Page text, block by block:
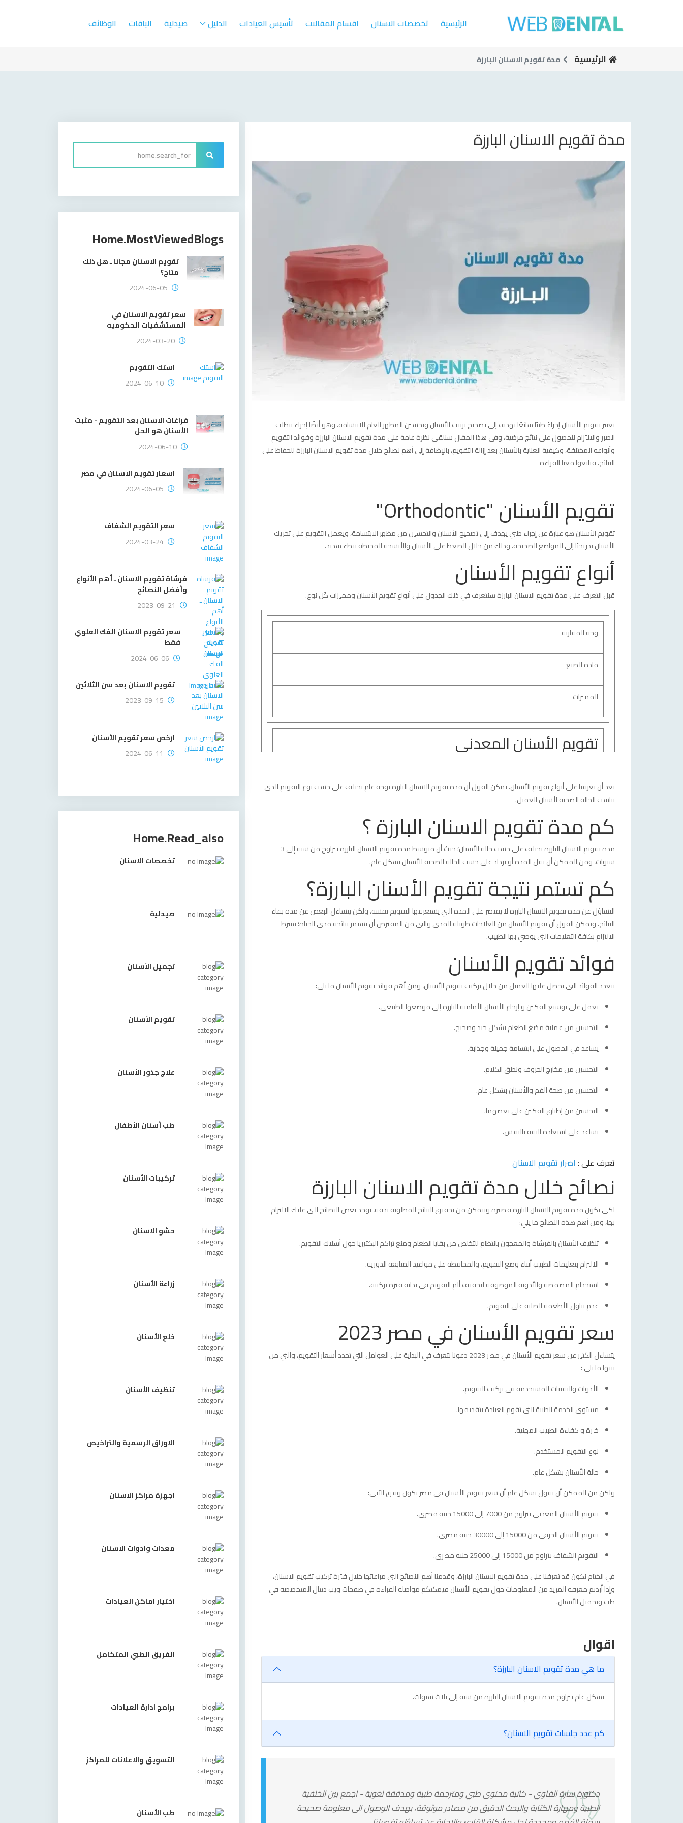
الرئيسية تخصصات الاسنان اقسام المقالات تأسيس العيادات الدليل صيدلية الباقات الوظائف
الرئيسية مدة تقويم الاسنان البارزة
مدة تقويم الاسنان البارزة
يعتبر تقويم الأسنان إجراءً طبيًا شائعًا يهدف إلى تصحيح ترتيب الأسنان وتحسين المظهر العام للابتسامة، وهو أيضًا إجراء يتطلب
الصبر والالتزام للحصول على نتائج مرضية، وفي هذا المقال سنلقي نظرة عامة على مدة تقويم الاسنان البارزة وفوائد التقويم
وأنواعه المختلفة، وكيفية العناية بالأسنان بعد إزالة التقويم، بالإضافة إلى أهم نصائح خلال مدة تقويم الاسنان البارزة للحفاظ على
النتائج، فتابعوا معنا القراءة
تقويم الأسنان "Orthodontic"
تقويم الأسنان هو عبارة عن إجراء طبي يهدف إلى تصحيح الأسنان والتحسين من مظهر الابتسامة، ويعمل التقويم على تحريك
الأسنان تدريجيًا إلى المواضع الصحيحة، وذلك من خلال الضغط على الأسنان والأنسجة المحيطة ببطء شديد.
أنواع تقويم الأسنان
قبل التعرف على مدة تقويم الاسنان البارزة سنتعرف في ذلك الجدول على أنواع تقويم الأسنان ومميزات كُل نوع.
وجه المقارنة
مادة الصنع
المميزات
تقويم الأسنان المعدني
ــ نتائجه فعالة وسريعة.
ــ يعتبر من أرخص أنواع التقويم مقارنة بالأنواع الأخرى.
تقويم الأسنان الشفاف
مصنوع من قالب شفاف، وذلك النوع من التقويم مصمم خصيصًا لأسنان العميل.
-لا يمكن رؤيته على عكس التقويم المعدني.
- يقلل من فرص إصابة الأسنان بالتسوس أثناء ارتداء التقويم.
تقويم الأسنان الخزفي
يحتوي ذلك النوع من التقويم على دواعم يتم وضعها على الأسنان مصنوعة من مادة خزفية تشبه لون الأسنان
- يساعد في الحصول على مظهر جمالي جذاب.
- يعتبر أكثر صلابة من التقويم الشفاف.
- لا يتسبب في إصابة الأسنان بالحساسية.
تقويم الأسنان الداخلي
مصنوع من قطع معدنية مرتبطة ببعضها من خلال سلك معدني، ويتم تركيبه في الوجه الخلفي من الأسنان.
- يساعد في الحصول على نتائج مبهرة للأسنان دون أن يسبب في حدوث خلل في المظهر الخارجي للأسنان.
بعد أن تعرفنا على أنواع تقويم الأسنان، يمكن القول أن مدة تقويم الاسنان البارزة بوجه عام تختلف على حسب نوع التقويم الذي
يناسب الحالة الصحية لأسنان العميل.
كم مدة تقويم الاسنان البارزة ؟
مدة تقويم الاسنان البارزة تختلف على حسب حالة الأسنان؛ حيث أن متوسط ​​مدة تقويم الاسنان البارزة تتراوح من سنة إلى 3
سنوات، ومن الممكن أن تقل المدة أو تزداد على حسب الحالة الصحية للأسنان بشكل عام.
كم تستمر نتيجة تقويم الأسنان البارزة؟
التساؤل عن مدة تقويم الاسنان البارزة لا يقتصر على المدة التي يستغرقها التقويم نفسه، ولكن يتساءل البعض عن مدة بقاء
النتائج، ويمكن القول أن تقويم الأسنان من العلاجات طويلة المدى والتي من المفترض أن تستمر نتائجه مدى الحياة؛ بشرط
الالتزام بكافة التعليمات التي يوصي بها الطبيب.
فوائد تقويم الأسنان
تتعدد الفوائد التي يحصل عليها العميل من خلال تركيب تقويم الأسنان، ومن أهم فوائد تقويم الأسنان ما يلي:
يعمل على توسيع الفكين و إرجاع الأسنان الأمامية البارزة إلى موضعها الطبيعي.
التحسين من عملية مضغ الطعام بشكل جيد وصحيح.
يساعد في الحصول على ابتسامة جميلة وجذابة.
التحسين من مخارج الحروف ونطق الكلام.
التحسين من صحة الفم والأسنان بشكل عام.
التحسين من إطباق الفكين على بعضهما.
يساعد على استعادة الثقة بالنفس.
تعرف على : اضرار تقويم الاسنان
نصائح خلال مدة تقويم الاسنان البارزة
لكي تكون مدة تقويم الاسنان البارزة قصيرة ونتمكن من تحقيق النتائج المطلوبة بدقة، يوجد بعض النصائح التي عليك الالتزام
بها، ومن أهم هذه النصائح ما يلي:
تنظيف الأسنان بالفرشاة والمعجون بانتظام للتخلص من بقايا الطعام ومنع تراكم البكتيريا حول أسلاك التقويم.
الالتزام بتعليمات الطبيب أثناء وضع التقويم، والمحافظة على مواعيد المتابعة الدورية.
استخدام المضمضة والأدوية الموصوفة لتخفيف ألم التقويم في بداية فترة تركيبه.
عدم تناول الأطعمة الصلبة على التقويم.
سعر تقويم الأسنان في مصر 2023
يتساءل الكثير عن سعر تقويم الأسنان في مصر 2023 دعونا نتعرف في البداية على العوامل التي تحدد أسعار التقويم، والتي من
بينها ما يلي :
الأدوات والتقنيات المستخدمة في تركيب التقويم.
مستوي الخدمة الطبية التي تقوم العيادة بتقديمها.
خبرة و كفاءة الطبيب المهنية.
نوع التقويم المستخدم.
حالة الأسنان بشكل عام.
ولكن من الممكن أن نقول بشكل عام أن سعر تقويم الأسنان في مصر يكون وفق الآتي:
تقويم الأسنان المعدني يتراوح من 7000 إلى 15000 جنيه مصري.
تقويم الأسنان الخزفي من 15000 إلى 30000 جنيه مصري.
التقويم الشفاف يتراوح من 15000 إلى 25000 جنيه مصري.
في الختام نكون قد تعرفنا على مدة تقويم الاسنان البارزة، وقدمنا أهم النصائح التي مراعاتها خلال فترة تركيب تقويم الاسنان،
وإذا أردتم معرفة المزيد من المعلومات حول تقويم الأسنان فيمكنكم مواصلة القراءة في صفحات ويب دنتال المتخصصة في
طب ونجميل الأسنان.
اقوال
ما هي مدة تقويم الاسنان البارزة؟
بشكل عام تتراوح مدة تقويم الاسنان البارزة من سنة إلى ثلاث سنوات.
كم عدد جلسات تقويم الاسنان؟
دكتورة سارة الفاوي - كاتبة محتوى طبي ومترجمة طبية ومدققة لغوية - اجمع بين الخلفية
الطبية ومهارة الكتابة والبحث الدقيق من مصادر موثوقة، بهدف الوصول الى معلومة صحيحة
Home.mostViewedBlogs
تقويم الاسنان مجانا ـ هل ذلك
متاح؟
2024-06-05
سعر تقويم الاسنان في
المستشفيات الحكوميه
2024-03-20
استك التقويم
2024-06-10
فراغات الاسنان بعد التقويم - مثبت
الأسنان هو الحل
2024-06-10
اسعار تقويم الاسنان في مصر
2024-06-05
سعر التقويم الشفاف
2024-03-24
فرشاة تقويم الاسنان ـ أهم الأنواع
وأفضل النصائح
2023-09-21
سعر تقويم الاسنان الفك العلوي
فقط
2024-06-06
تقويم الاسنان بعد سن الثلاثين
2023-09-15
ارخص سعر تقويم الأسنان
2024-06-11
Home.read_also
تخصصات الاسنان
صيدلية
تجميل الأسنان
تقويم الأسنان
علاج جذور الأسنان
طب أسنان الأطفال
تركيبات الأسنان
حشو الاسنان
زراعة الأسنان
خلع الأسنان
تنظيف الأسنان
الاوراق الرسمية والتراخيص
اجهزة مراكز الاسنان
معدات وادوات الاسنان
اختيار اماكن العيادات
الفريق الطبي المتكامل
برامج ادارة العيادات
التسويق والاعلانات للمراكز
طب الأسنان